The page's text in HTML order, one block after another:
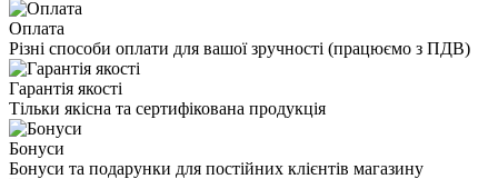
Оплата
Різні способи оплати для вашої зручності (працюємо з ПДВ)
Гарантія якості
Тільки якісна та сертифікована продукція
Бонуси
Бонуси та подарунки для постійних клієнтів магазину